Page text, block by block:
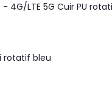
housse étui rotatif bleu